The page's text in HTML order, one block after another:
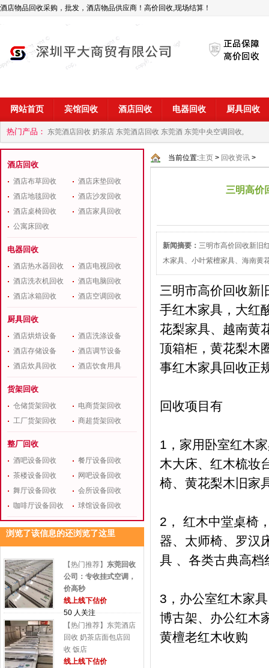
酒店物品回收采购，批发，酒店物品供应商！高价回收,现场结算！
网站首页 宾馆回收 酒店回收 电器回收 厨具回收
热门产品： 东莞酒店回收 奶茶店 东莞酒店回收 东莞酒 东莞中央空调回收,
商 深圳酒店用品回收公司
酒店回收
酒店布草回收
酒店床垫回收
酒店地毯回收
酒店沙发回收
酒店桌椅回收
酒店家具回收
公寓床回收
电器回收
酒店热水器回收
酒店电视回收
酒店洗衣机回收
酒店电脑回收
酒店冰箱回收
酒店空调回收
厨具回收
酒店烘焙设备
酒店洗涤设备
酒店存储设备
酒店调节设备
酒店炊具回收
酒店饮食用具
货架回收
仓储货架回收
电商货架回收
工厂货架回收
商超货架回收
整厂回收
酒吧设备回收
餐厅设备回收
茶楼设备回收
网吧设备回收
舞厅设备回收
会所设备回收
咖啡厅设备回收
球馆设备回收
浏览了该信息的还浏览了这里
【热门推荐】 东莞回收
公司：专收挂式空调，
价高秒
线上线下估价
50 人关注
【热门推荐】东莞酒店
回收 奶茶店面包店回
收 饭店
线上线下估价
当前位置:主页 > 回收资讯 >
三明高价
新闻摘要： 三明市高价回收新旧
木家具、小叶紫檀家具、海南黄
三明市高价回收新
手红木家具，大红
花梨家具、越南黄
顶箱柜，黄花梨木
事红木家具回收正
回收项目有
1，家用卧室红木
木大床、红木梳妆
椅、黄花梨木旧家
2， 红木中堂桌椅
器、太师椅、罗汉
具 、各类古典高档
3，办公室红木家
博古架、办公红木
黄檀老红木收购